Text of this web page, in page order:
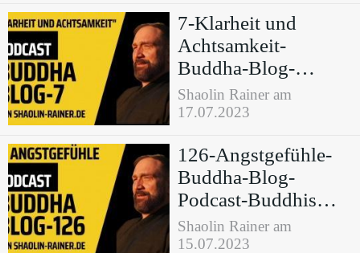
7-Klarheit und
Achtsamkeit-
Buddha-Blog-
Podcast -
Buddhismus im
Shaolin Rainer am
17.07.2023
126-Angstgefühle-
Buddha-Blog-
Podcast-Buddhismus
im Alltag
Shaolin Rainer am
15.07.2023